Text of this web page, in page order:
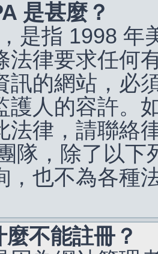
是甚麼？
是指 1998 年
法律要求任何
訊的網站，必
護人的容許。
法律，請聯絡
隊，除了以下
，也不為各種
不能註冊？